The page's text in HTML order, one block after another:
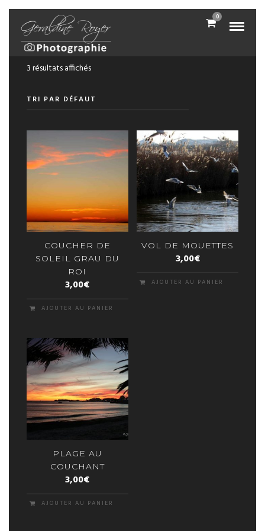
0
3 résultats affichés
COUCHER DE
SOLEIL GRAU DU
ROI
3,00€
AJOUTER AU PANIER
VOL DE MOUETTES
3,00€
AJOUTER AU PANIER
PLAGE AU
COUCHANT
3,00€
AJOUTER AU PANIER